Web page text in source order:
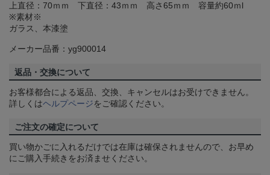
上直径：70ｍｍ 下直径：43ｍｍ 高さ65ｍｍ 容量約60ｍl
※素材※
ガラス、本漆塗
メーカー品番：yg900014
返品・交換について
お客様都合による返品、交換、キャンセルはお受けできません。
詳しくはヘルプページをご確認ください。
ご注文の確定について
買い物かごに入れるだけでは在庫は確保されませんので、お早め
にご購入手続きをお済ませください。